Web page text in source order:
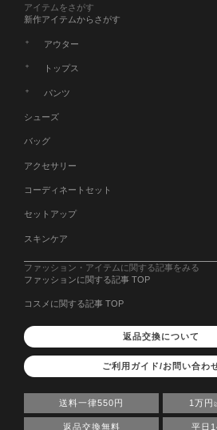
アイテムをさがす
新作アイテムからさがす
アウター
トップス
パンツ
シューズ
バッグ
アクセサリー
コーディネートセット
セットアップ
スキンケア
ファッション・アイテムに関する記事をみる
ファッションに関する記事 TOP
コスメに関する記事 TOP
返品交換について
ご利用ガイド/お問い合わ
送料一律550円 1万円
返品交換無料 平日